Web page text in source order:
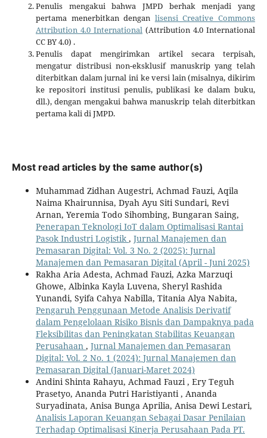
Penulis mengakui bahwa JMPD berhak menjadi yang
pertama menerbitkan dengan lisensi Creative Commons
Attribution 4.0 International (Attribution 4.0 International
CC BY 4.0) .
Penulis dapat mengirimkan artikel secara terpisah,
mengatur distribusi non-eksklusif manuskrip yang telah
diterbitkan dalam jurnal ini ke versi lain (misalnya, dikirim
ke repositori institusi penulis, publikasi ke dalam buku,
dll.), dengan mengakui bahwa manuskrip telah diterbitkan
pertama kali di JMPD.
Most read articles by the same author(s)
Muhammad Zidhan Augestri, Achmad Fauzi, Aqila
Naima Khairunnisa, Dyah Ayu Siti Sundari, Revi
Arnan, Yeremia Todo Sihombing, Bungaran Saing,
Penerapan Teknologi IoT dalam Optimalisasi Rantai
Pasok Industri Logistik , Jurnal Manajemen dan
Pemasaran Digital: Vol. 3 No. 2 (2025): Jurnal
Manajemen dan Pemasaran Digital (April - Juni 2025)
Rakha Aria Adesta, Achmad Fauzi, Azka Marzuqi
Ghowe, Albinka Kayla Luvena, Sheryl Rashida
Yunandi, Syifa Cahya Nabilla, Titania Alya Nabita,
Pengaruh Penggunaan Metode Analisis Derivatif
dalam Pengelolaan Risiko Bisnis dan Dampaknya pada
Fleksibilitas dan Peningkatan Stabilitas Keuangan
Perusahaan , Jurnal Manajemen dan Pemasaran
Digital: Vol. 2 No. 1 (2024): Jurnal Manajemen dan
Pemasaran Digital (Januari-Maret 2024)
Andini Shinta Rahayu, Achmad Fauzi , Ery Teguh
Prasetyo, Ananda Putri Haristiyanti , Ananda
Suryadinata, Anisa Bunga Aprilia, Anisa Dewi Lestari,
Analisis Laporan Keuangan Sebagai Dasar Penilaian
Terhadap Optimalisasi Kinerja Perusahaan Pada PT.